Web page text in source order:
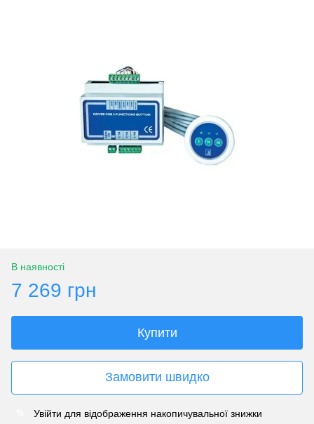
В наявності
7 269 грн
Купити
Замовити швидко
Увійти для відображення накопичувальної знижки